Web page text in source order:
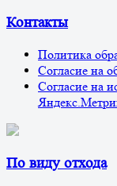
Контакты
Политика
Согласие на
Согласие на
По виду отхода